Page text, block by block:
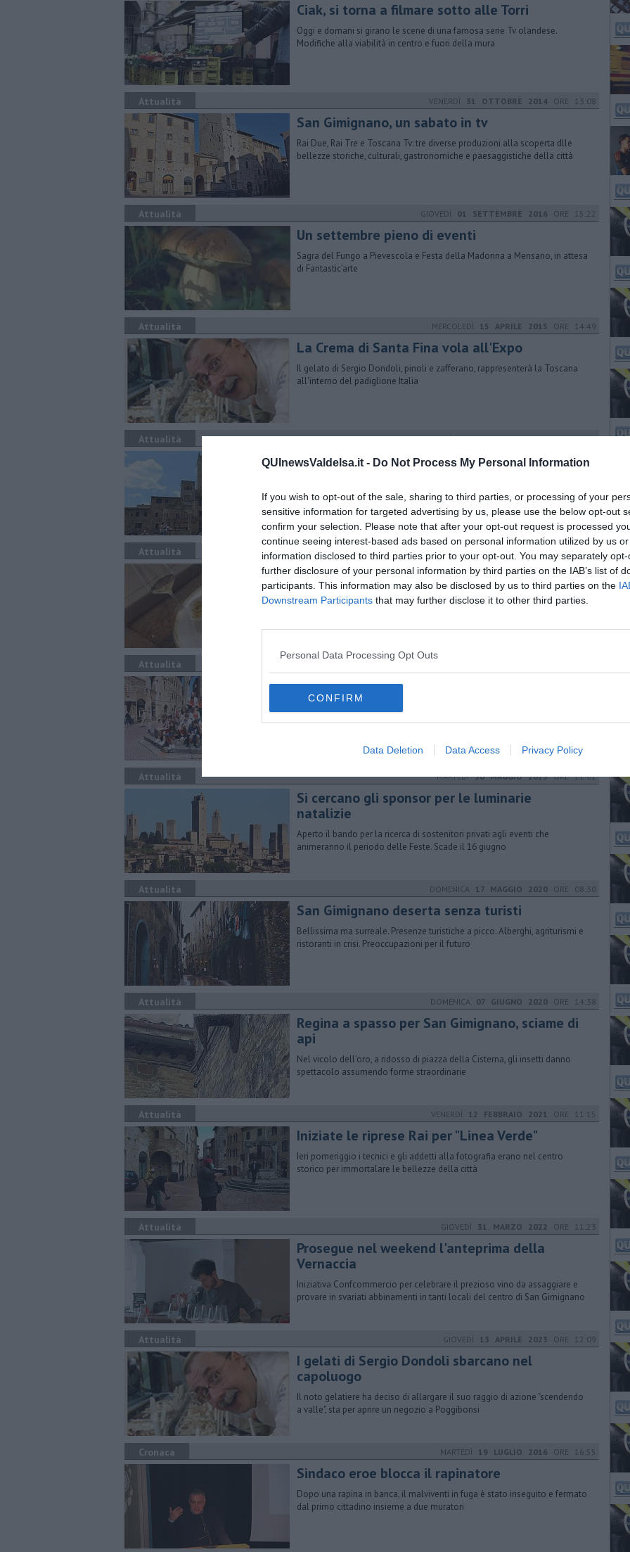
QUInewsValdelsa.it - Do Not Process My Personal Information
If you wish to opt-out of the sale, sharing to third parties, or processing of your
sensitive information for targeted advertising by us, please use the below opt-out
confirm your selection. Please note that after your opt-out request is processed
continue seeing interest-based ads based on personal information utilized by us
information disclosed to third parties prior to your opt-out. You may separately
further disclosure of your personal information by third parties on the IAB’s list of
participants. This information may also be disclosed by us to third parties on the
Downstream Participants that may further disclose it to other third parties.
Personal Data Processing Opt Outs
CONFIRM
Data Deletion Data Access Privacy Policy
Ciak, si torna a filmare sotto alle Torri
Oggi e domani si girano le scene di una famosa serie Tv olandese.
Modifiche alla viabilità in centro e fuori della mura
Attualità VENERDÌ 31 OTTOBRE 2014 ORE 13:08
San Gimignano, un sabato in tv
Rai Due, Rai Tre e Toscana Tv: tre diverse produzioni alla scoperta dlle
bellezze storiche, culturali, gastronomiche e paesaggistiche della città
Attualità GIOVEDÌ 01 SETTEMBRE 2016 ORE 15:22
Un settembre pieno di eventi
Sagra del Fungo a Pievescola e Festa della Madonna a Mensano, in attesa
di Fantastic'arte
Attualità MERCOLEDÌ 15 APRILE 2015 ORE 14:49
La Crema di Santa Fina vola all'Expo
Il gelato di Sergio Dondoli, pinoli e zafferano, rappresenterà la Toscana
all'interno del padiglione Italia
Attualità MARTEDÌ07 SETTEMBRE 2021ORE 17:03
Ciak sotto le Torri
modifiche al traffico dentro e fuori le mura per i residenti
Attualità MERCOLEDÌ 23 MARZO 2022 ORE 12:40
Inizio di primavera ricco di eventi sotto le torri
Oggi si tiene l'anteprima della Vernaccia che dà il via ad una serie di
momenti gastronomici e degustazioni fino al 3 aprile
Attualità
"Enjoy and Respect" una campagna per il borgo
Attualità MARTEDÌ30 MAGGIO 2023ORE 11:01
Si cercano gli sponsor per le luminarie
natalizie
Aperto il bando per la ricerca di sostenitori privati agli eventi che
animeranno il periodo delle Feste. Scade il 16 giugno
Attualità DOMENICA 17 MAGGIO 2020 ORE 08:30
San Gimignano deserta senza turisti
Bellissima ma surreale. Presenze turistiche a picco. Alberghi, agriturismi e
ristoranti in crisi. Preoccupazioni per il futuro
Attualità DOMENICA 07 GIUGNO 2020 ORE 14:38
Regina a spasso per San Gimignano, sciame di
api
Nel vicolo dell'oro, a ridosso di piazza della Cisterna, gli insetti danno
spettacolo assumendo forme straordinarie
Attualità VENERDÌ 12 FEBBRAIO 2021 ORE 11:15
Iniziate le riprese Rai per "Linea Verde"
Ieri pomeriggio i tecnici e gli addetti alla fotografia erano nel centro
storico per immortalare le bellezze della città
Attualità GIOVEDÌ 31 MARZO 2022 ORE 11:23
Prosegue nel weekend l'anteprima della
Vernaccia
Iniziativa Confcommercio per celebrare il prezioso vino da assaggiare e
provare in svariati abbinamenti in tanti locali del centro di San Gimignano
Attualità GIOVEDÌ 13 APRILE 2023 ORE 12:09
I gelati di Sergio Dondoli sbarcano nel
capoluogo
Il noto gelatiere ha deciso di allargare il suo raggio di azione "scendendo
a valle", sta per aprire un negozio a Poggibonsi
Cronaca MARTEDÌ 19 LUGLIO 2016 ORE 16:55
Sindaco eroe blocca il rapinatore
Dopo una rapina in banca, il malviventi in fuga è stato inseguito e fermato
dal primo cittadino insieme a due muratori